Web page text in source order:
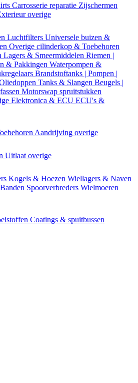
Carrosserie reparatie Zijschermen
overige
Luchtfilters Universele buizen &
Overige cilinderkop & Toebehoren
Lagers & Smeermiddelen Riemen |
& Pakkingen Waterpompen &
Brandstoftanks | Pompen |
Tanks & Slangen Beugels |
Motorswap spruitstukken
Elektronica & ECU ECU's &
Aandrijving overige
Uitlaat overige
Kogels & Hoezen Wiellagers & Naven
Banden Spoorverbreders Wielmoeren
Coatings & spuitbussen